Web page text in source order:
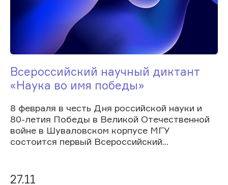
Всероссийский научный диктант
«Наука во имя победы»
8 февраля в честь Дня российской науки и
80-летия Победы в Великой Отечественной
войне в Шуваловском корпусе МГУ
состоится первый Всероссийский...
27.11